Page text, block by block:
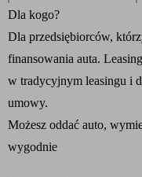
Product parameters changed
Dla kogo?
Dla przedsiębiorców,
finansowania auta.
w tradycyjnym leasingu i
umowy.
Możesz oddać auto,
wygodnie